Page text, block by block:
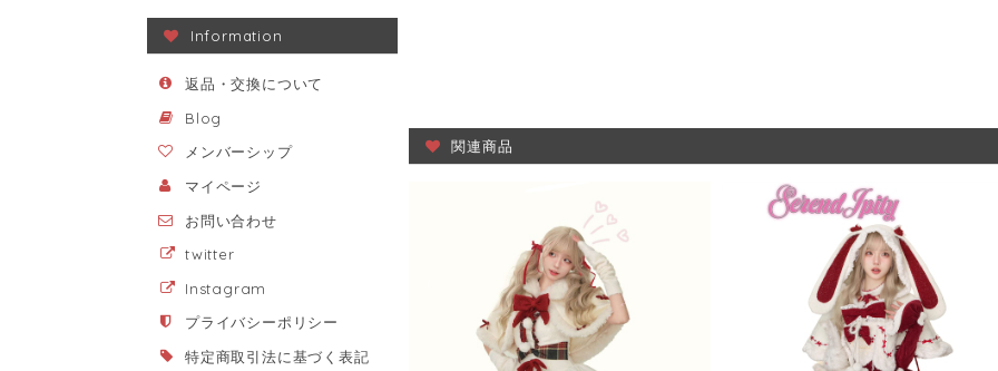
Information
返品・交換について
Blog
メンバーシップ
マイページ
お問い合わせ
twitter
Instagram
プライバシーポリシー
特定商取引法に基づく表記
関連商品